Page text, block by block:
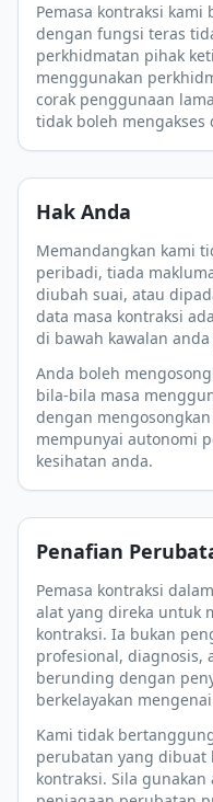
Pemasa kontraksi kami
dengan fungsi teras
perkhidmatan pihak
menggunakan
corak penggunaan
tidak boleh mengakses
Hak Anda
Memandangkan kami
peribadi, tiada
diubah suai, atau
data masa kontraksi
di bawah kawalan
Anda boleh
bila-bila masa
dengan
mempunyai autonomi
kesihatan anda.
Penafian
Pemasa kontraksi
alat yang direka untuk
kontraksi. Ia bukan
profesional, diagnosis,
berunding dengan
berkelayakan
Kami tidak
perubatan yang dibuat
kontraksi. Sila